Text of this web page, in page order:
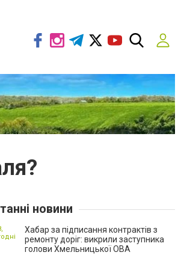
новини
Хабар за підписання контрактів з
ремонту доріг: викрили заступника
голови Хмельницької ОВА